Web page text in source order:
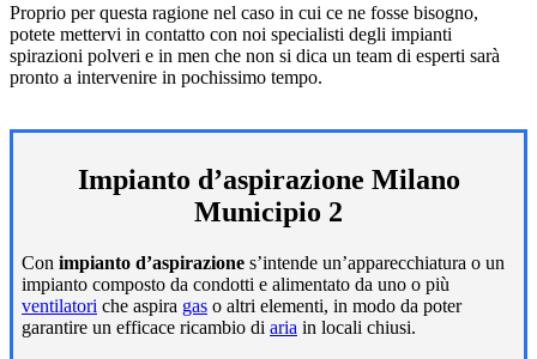
Proprio per questa ragione nel caso in cui ce ne fosse bisogno,
potete mettervi in contatto con noi specialisti degli impianti
spirazioni polveri e in men che non si dica un team di esperti sarà
pronto a intervenire in pochissimo tempo.
Impianto d’aspirazione Milano
Municipio 2
Con impianto d’aspirazione s’intende un’apparecchiatura o un
impianto composto da condotti e alimentato da uno o più
ventilatori che aspira gas o altri elementi, in modo da poter
garantire un efficace ricambio di aria in locali chiusi.